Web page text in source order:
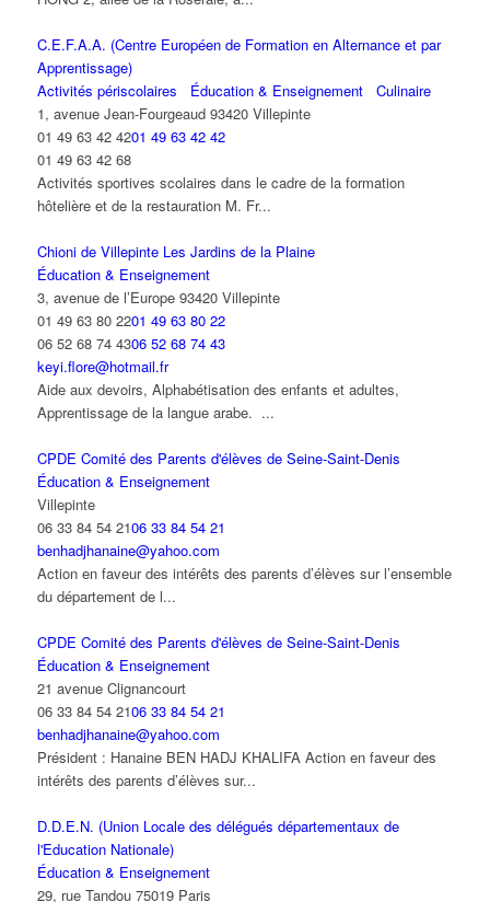
C.E.F.A.A. (Centre Européen de Formation en Alternance et par
Apprentissage)
Activités périscolaires
Éducation & Enseignement
Culinaire
1, avenue Jean-Fourgeaud 93420 Villepinte
01 49 63 42 4201 49 63 42 42
01 49 63 42 68
Activités sportives scolaires dans le cadre de la formation
hôtelière et de la restauration M. Fr...
Chioni de Villepinte Les Jardins de la Plaine
Éducation & Enseignement
3, avenue de l’Europe 93420 Villepinte
01 49 63 80 2201 49 63 80 22
06 52 68 74 4306 52 68 74 43
keyi.flore@hotmail.fr
Aide aux devoirs, Alphabétisation des enfants et adultes,
Apprentissage de la langue arabe. ...
CPDE Comité des Parents d'élèves de Seine-Saint-Denis
Éducation & Enseignement
Villepinte
06 33 84 54 2106 33 84 54 21
benhadjhanaine@yahoo.com
Action en faveur des intérêts des parents d’élèves sur l’ensemble
du département de l...
CPDE Comité des Parents d'élèves de Seine-Saint-Denis
Éducation & Enseignement
21 avenue Clignancourt
06 33 84 54 2106 33 84 54 21
benhadjhanaine@yahoo.com
Président : Hanaine BEN HADJ KHALIFA Action en faveur des
intérêts des parents d’élèves sur...
D.D.E.N. (Union Locale des délégués départementaux de
l'Education Nationale)
Éducation & Enseignement
29, rue Tandou 75019 Paris